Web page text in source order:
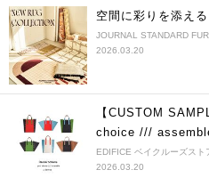
空間に彩りを添え
JOURNAL STANDARD
2026.03.20
【CUSTOM
choice ///
EDIFICE ベイクルーズスト
2026.03.20